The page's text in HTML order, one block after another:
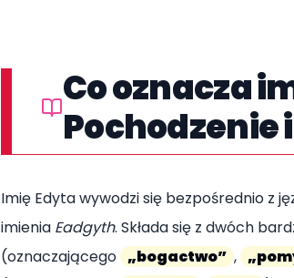
Co oznacza
Pochodzenie
Imię Edyta wywodzi się bezpośrednio z
imienia Eadgyth. Składa się z dwóch
(oznaczającego „bogactwo” ,